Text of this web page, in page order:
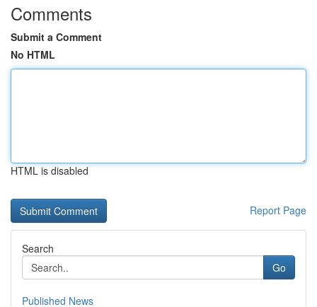
Comments
Submit a Comment
No HTML
HTML is disabled
Report Page
Search
Go
Published News